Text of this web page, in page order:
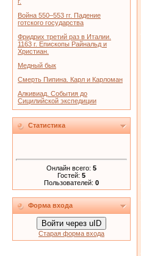
Война 550–553 гг. Падение
готского государства
Фридрих третий раз в Италии.
1163 г. Епископы Райнальд и
Христиан.
Медный бык
Смерть Пипина. Карл и Карломан
Алкивиад. События до
Сицилийской экспедиции
Статистика
Онлайн всего: 5
Гостей: 5
Пользователей: 0
Форма входа
Войти через uID
Старая форма входа